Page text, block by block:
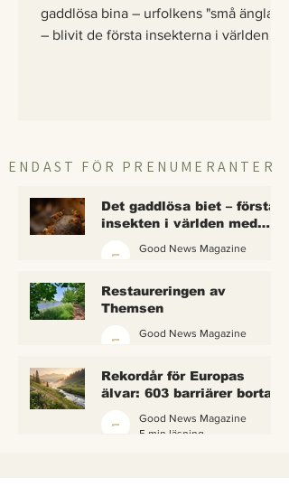
gaddlösa bina – urfolkens "små änglar"
– blivit de första insekterna i världen att
ENDAST FÖR PRENUMERANTER
Det gaddlösa biet – första
insekten i världen med
Good News Magazine
Restaureringen av
Themsen
Good News Magazine
Rekordår för Europas
älvar: 603 barriärer borta
igen
Good News Magazine
5 min läsning